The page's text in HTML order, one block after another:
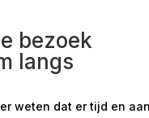
bezoek
langs
weten dat er tijd en